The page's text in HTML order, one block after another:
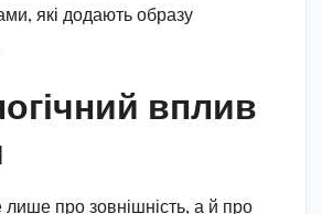
які додають образу
вплив
лише про зовнішність, а й про